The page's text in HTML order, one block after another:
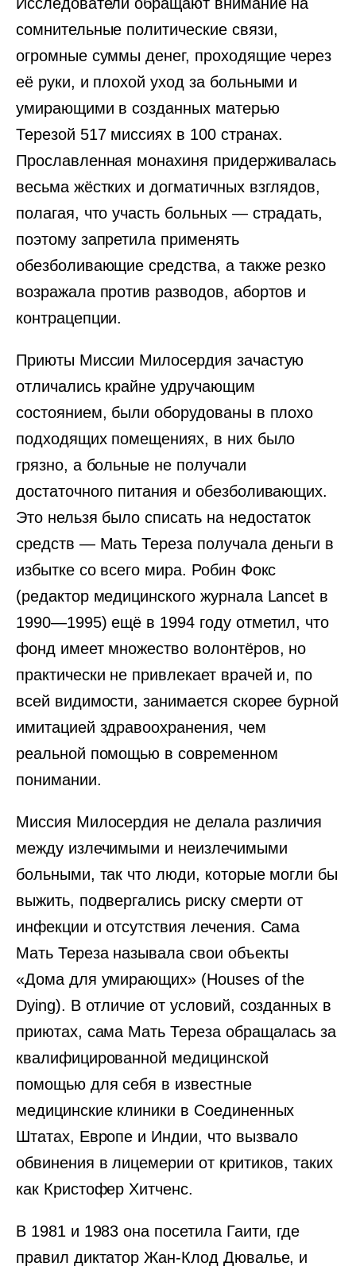
сомнительные политические связи,
огромные суммы денег, проходящие через
её руки, и плохой уход за больными и
умирающими в созданных матерью
Терезой 517 миссиях в 100 странах.
Прославленная монахиня придерживалась
весьма жёстких и догматичных взглядов,
полагая, что участь больных — страдать,
поэтому запретила применять
обезболивающие средства, а также резко
возражала против разводов, абортов и
контрацепции.
Приюты Миссии Милосердия зачастую
отличались крайне удручающим
состоянием, были оборудованы в плохо
подходящих помещениях, в них было
грязно, а больные не получали
достаточного питания и обезболивающих.
Это нельзя было списать на недостаток
средств — Мать Тереза получала деньги в
избытке со всего мира. Робин Фокс
(редактор медицинского журнала Lancet в
1990—1995) ещё в 1994 году отметил, что
фонд имеет множество волонтёров, но
практически не привлекает врачей и, по
всей видимости, занимается скорее бурной
имитацией здравоохранения, чем
реальной помощью в современном
понимании.
Миссия Милосердия не делала различия
между излечимыми и неизлечимыми
больными, так что люди, которые могли бы
выжить, подвергались риску смерти от
инфекции и отсутствия лечения. Сама
Мать Тереза называла свои объекты
«Дома для умирающих» (Houses of the
Dying). В отличие от условий, созданных в
приютах, сама Мать Тереза обращалась за
квалифицированной медицинской
помощью для себя в известные
медицинские клиники в Соединенных
Штатах, Европе и Индии, что вызвало
обвинения в лицемерии от критиков, таких
как Кристофер Хитченс.
В 1981 и 1983 она посетила Гаити, где
правил диктатор Жан-Клод Дювалье, и